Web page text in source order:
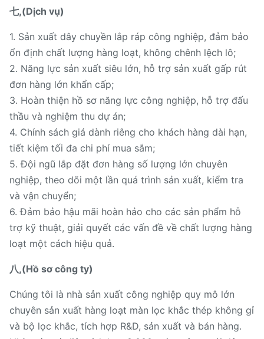
七,(Dịch vụ)
1. Sản xuất dây chuyền lắp ráp công nghiệp, đảm bảo
ổn định chất lượng hàng loạt, không chênh lệch lô;
2. Năng lực sản xuất siêu lớn, hỗ trợ sản xuất gấp rút
đơn hàng lớn khẩn cấp;
3. Hoàn thiện hồ sơ năng lực công nghiệp, hỗ trợ đấu
thầu và nghiệm thu dự án;
4. Chính sách giá dành riêng cho khách hàng dài hạn,
tiết kiệm tối đa chi phí mua sắm;
5. Đội ngũ lắp đặt đơn hàng số lượng lớn chuyên
nghiệp, theo dõi một lần quá trình sản xuất, kiểm tra
và vận chuyển;
6. Đảm bảo hậu mãi hoàn hảo cho các sản phẩm hỗ
trợ kỹ thuật, giải quyết các vấn đề về chất lượng hàng
loạt một cách hiệu quả.
八,(Hồ sơ công ty)
Chúng tôi là nhà sản xuất công nghiệp quy mô lớn
chuyên sản xuất hàng loạt màn lọc khắc thép không gỉ
và bộ lọc khắc, tích hợp R&D, sản xuất và bán hàng.